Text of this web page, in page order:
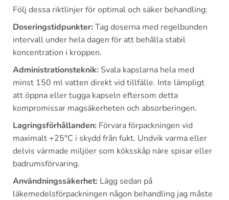
Följ dessa riktlinjer för optimal och säker behandling:
Doseringstidpunkter: Tag doserna med regelbunden
intervall under hela dagen för att behålla stabil
koncentration i kroppen.
Administrationsteknik: Svala kapslarna hela med
minst 150 ml vatten direkt vid tillfälle. Inte lämpligt
att öppna eller tugga kapseln eftersom detta
kompromissar magsäkerheten och absorberingen.
Lagringsförhållanden: Förvara förpackningen vid
maximalt +25°C i skydd från fukt. Undvik varma eller
delvis värmade miljöer som köksskåp näre spisar eller
badrumsförvaring.
Användningssäkerhet: Lägg sedan på
läkemedelsförpackningen någon behandling jag måste